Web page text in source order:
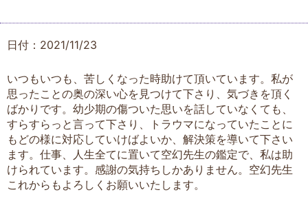
日付：2021/11/23
いつもいつも、苦しくなった時助けて頂いています。私が
思ったことの奥の深い心を見つけて下さり、気づきを頂く
ばかりです。幼少期の傷ついた思いを話していなくても、
すらすらっと言って下さり、トラウマになっていたことに
もどの様に対応していけばよいか、解決策を導いて下さい
ます。仕事、人生全てに置いて空幻先生の鑑定で、私は助
けられています。感謝の気持ちしかありません。空幻先生
これからもよろしくお願いいたします。